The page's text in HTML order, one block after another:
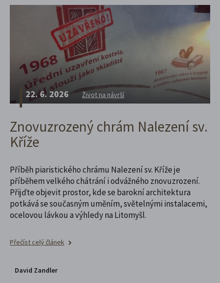
22. 6. 2026 Život na návrší
Znovuzrozený chrám Nalezení sv.
Kříže
Příběh piaristického chrámu Nalezení sv. Kříže je
příběhem velkého chátrání i odvážného znovuzrození.
Přijďte objevit prostor, kde se barokní architektura
potkává se současným uměním, světelnými instalacemi,
ocelovou lávkou a výhledy na Litomyšl.
Přečíst celý článek
David Zandler